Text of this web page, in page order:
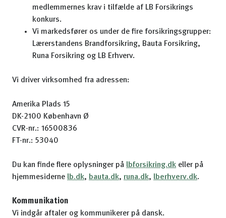
medlemmernes krav i tilfælde af LB Forsikrings
konkurs.
Vi markedsfører os under de fire forsikringsgrupper:
Lærerstandens Brandforsikring, Bauta Forsikring,
Runa Forsikring og LB Erhverv.
Vi driver virksomhed fra adressen:
Amerika Plads 15
DK-2100 København Ø
CVR-nr.: 16500836
FT-nr.: 53040
Du kan finde flere oplysninger på lbforsikring.dk eller på
hjemmesiderne lb.dk, bauta.dk, runa.dk, lberhverv.dk.
Kommunikation
Vi indgår aftaler og kommunikerer på dansk.